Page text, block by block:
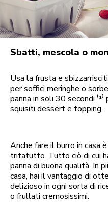
Sbatti, mescola o
Usa la frusta e
per soffici meringhe o
panna in soli 30 secondi
squisiti dessert e topping.
Anche fare il burro in casa
tritatutto. Tutto ciò di cui
panna di buona qualità. In
casa, hai il vantaggio di
delizioso in ogni sorta di
o frullati cremosissimi.